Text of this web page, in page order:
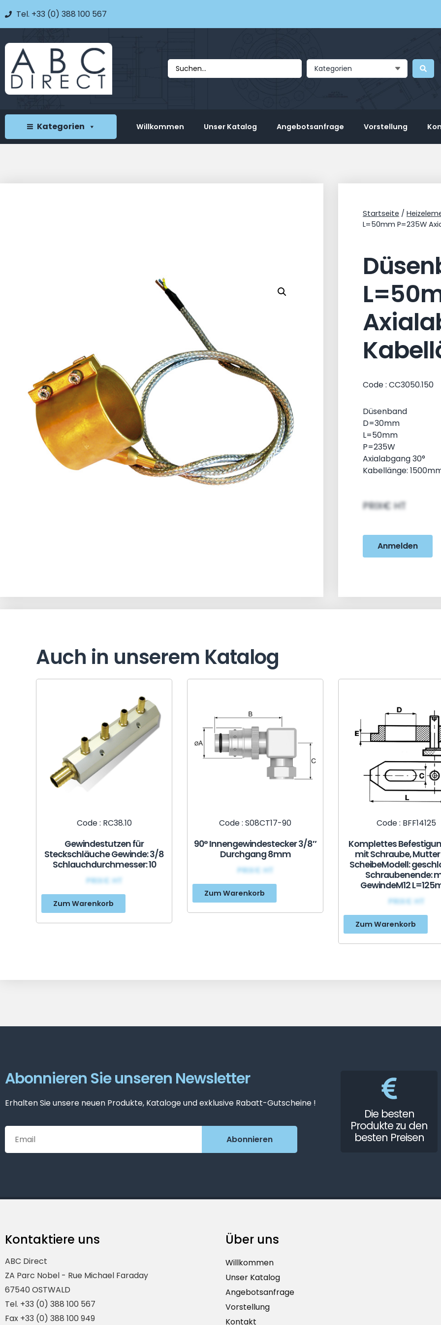
Tel. +33 (0) 388 100 567
Kategorien
Kategorien Willkommen Unser Katalog Angebotsanfrage Vorstellung
Startseite /
L=50mm P=235W
Code : CC3050.150
Düsenband
D=30mm
L=50mm
P=235W
Axialabgang 30°
Kabellänge:
PRIX€ HT
Anmelden
Auch in unserem Katalog
Code : RC38.10
Gewindestutzen für
Steckschläuche Gewinde: 3/8
Schlauchdurchmesser: 10
PRIX€ HT
Zum Warenkorb
Code : S08CT17-90
90° Innengewindestecker 3/8″
Durchgang 8mm
PRIX€ HT
Zum Warenkorb
Code : BFF14125
Komplettes
mit Schraube,
ScheibeModell:
Schraubenende:
GewindeM12
PRIX€ HT
Zum Warenkorb
Abonnieren Sie unseren Newsletter
Erhalten Sie unsere neuen Produkte, Kataloge und exklusive Rabatt-Gutscheine !
Die besten
Produkte zu den
besten Preisen
Kontaktiere uns
ABC Direct
ZA Parc Nobel - Rue Michael Faraday
67540 OSTWALD
Tel. +33 (0) 388 100 567
Fax +33 (0) 388 100 949
Über uns
Willkommen
Unser Katalog
Angebotsanfrage
Vorstellung
Kontakt